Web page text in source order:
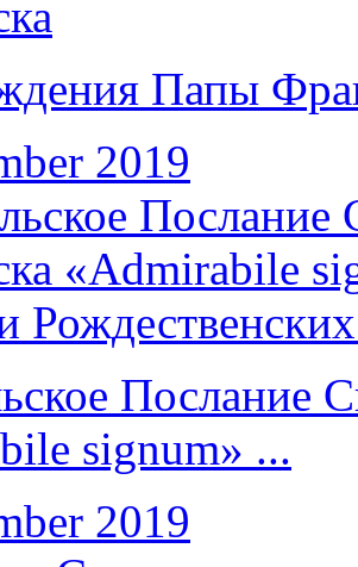
Папы
2019
Послание
signum» ...
2019